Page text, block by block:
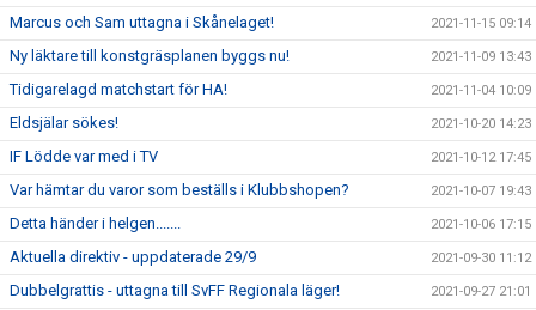
Marcus och Sam uttagna i Skånelaget! 2021-11-15 09:14
Ny läktare till konstgräsplanen byggs nu! 2021-11-09 13:43
Tidigarelagd matchstart för HA! 2021-11-04 10:09
Eldsjälar sökes! 2021-10-20 14:23
IF Lödde var med i TV 2021-10-12 17:45
Var hämtar du varor som beställs i Klubbshopen? 2021-10-07 19:43
Detta händer i helgen....... 2021-10-06 17:15
Aktuella direktiv - uppdaterade 29/9 2021-09-30 11:12
Dubbelgrattis - uttagna till SvFF Regionala läger! 2021-09-27 21:01